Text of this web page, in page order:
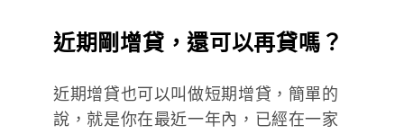
近期剛增貸，還可以再貸嗎？
近期增貸也可以叫做短期增貸，簡單的
說，就是你在最近一年內，已經在一家